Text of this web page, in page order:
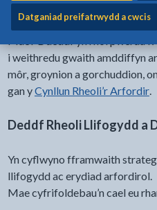
Datganiad preifatrwydd a cwcis
O dan y Ddeddf, Cyngor Sir
Diogelu’r Arfordir dynodedig
i weithredu gwaith amddiffyn
môr, groynion a gorchuddion,
gan yCynllun Rheoli’r Arfordir.
Deddf Rheoli Llifogydd a
Yn cyflwyno fframwaith
llifogydd ac erydiad arfordirol.
Mae cyfrifoldebau’n cael eu